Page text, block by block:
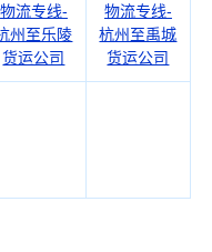
物流专线-
州至乐陵
货运公司
物流专线-
杭州至禹城
货运公司